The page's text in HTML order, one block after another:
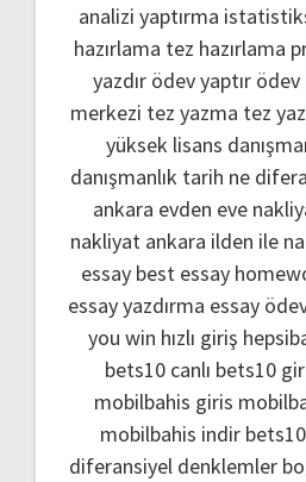
analizi yaptırma
hazırlama tez hazırlama
yazdır ödev yaptır ödev
merkezi tez yazma tez
yüksek lisans
danışmanlık tarih ne
ankara evden eve
nakliyat ankara ilden ile
essay best essay
essay yazdırma essay
you win hızlı giriş
bets10 canlı bets10
mobilbahis giris
mobilbahis indir
diferansiyel denklemler